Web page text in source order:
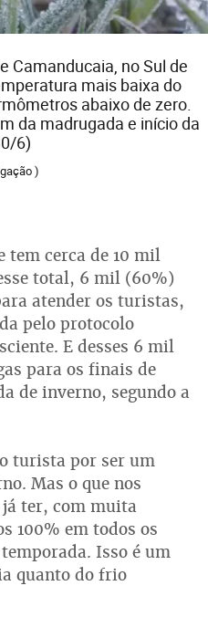
Camanducaia, no Sul de
mais baixa do
abaixo de zero.
da madrugada e início da
6)
)
tem cerca de 10 mil
total, 6 mil (60%)
atender os turistas,
pelo protocolo
E desses 6 mil
para os finais de
de inverno, segundo a
turista por ser um
Mas o que nos
já ter, com muita
100% em todos os
Isso é um
quanto do frio